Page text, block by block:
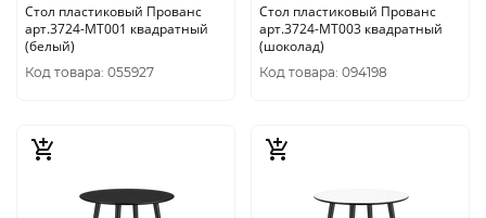
Стол пластиковый Прованс
арт.3724-МТ001 квадратный
(белый)
Код товара: 055927
Стол пластиковый Прованс
арт.3724-МТ003 квадратный
(шоколад)
Код товара: 094198